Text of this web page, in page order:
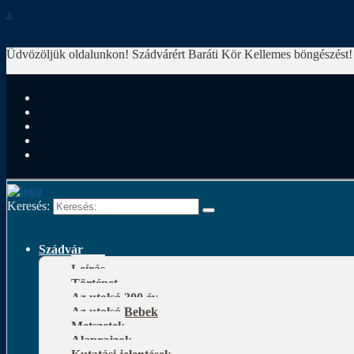
↓
Üdvözöljük oldalunkon! Szádvárért Baráti Kör Kellemes
Keresés:
Szádvár
Leírás
Történet
Az utolsó 300 év
Az utolsó Bebek
Metszetek
Alaprajzok